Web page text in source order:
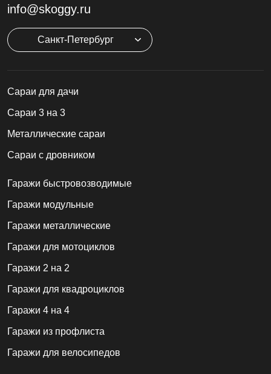
info@skoggy.ru
Санкт-Петербург
Cараи для дачи
Сараи 3 на 3
Металлические сараи
Сараи с дровником
Гаражи быстровозводимые
Гаражи модульные
Гаражи металлические
Гаражи для мотоциклов
Гаражи 2 на 2
Гаражи для квадроциклов
Гаражи 4 на 4
Гаражи из профлиста
Гаражи для велосипедов